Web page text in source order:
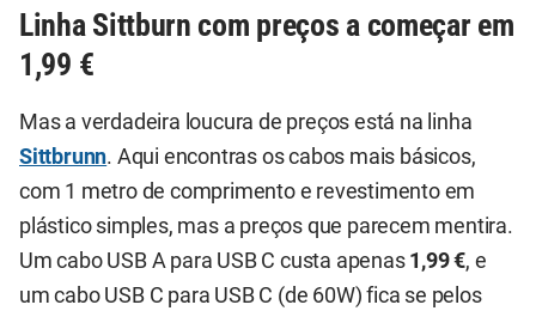
Linha Sittburn com preços a começar em
1,99 €
Mas a verdadeira loucura de preços está na linha
Sittbrunn. Aqui encontras os cabos mais básicos,
com 1 metro de comprimento e revestimento em
plástico simples, mas a preços que parecem mentira.
Um cabo USB A para USB C custa apenas 1,99 €, e
um cabo USB C para USB C (de 60W) fica se pelos